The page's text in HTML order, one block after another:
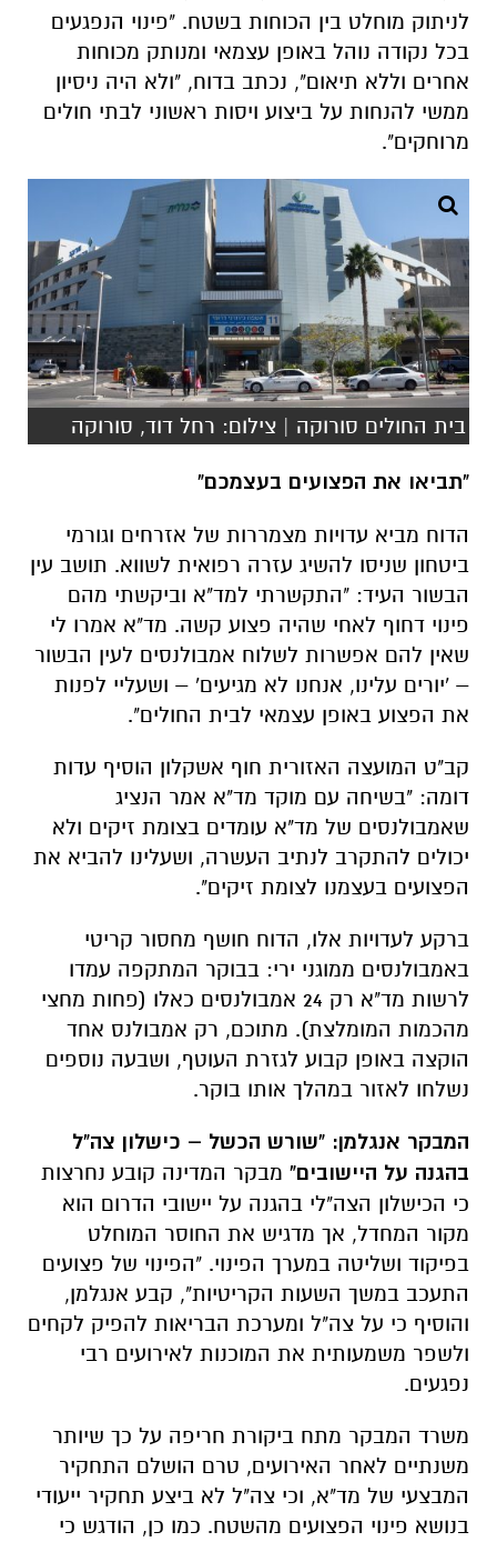
לניתוק מוחלט בין הכוחות בשטח. "פינוי הנפגעים
בכל נקודה נוהל באופן עצמאי ומנותק מכוחות
אחרים וללא תיאום", נכתב בדוח, "ולא היה ניסיון
ממשי להנחות על ביצוע ויסות ראשוני לבתי חולים
מרוחקים".
בית החולים סורוקה | צילום: רחל דוד, סורוקה
"תביאו את הפצועים בעצמכם"
הדוח מביא עדויות מצמררות של אזרחים וגורמי
ביטחון שניסו להשיג עזרה רפואית לשווא. תושב עין
הבשור העיד: "התקשרתי למד"א וביקשתי מהם
פינוי דחוף לאחי שהיה פצוע קשה. מד"א אמרו לי
שאין להם אפשרות לשלוח אמבולנסים לעין הבשור
– 'יורים עלינו, אנחנו לא מגיעים' – ושעליי לפנות
את הפצוע באופן עצמאי לבית החולים".
קב"ט המועצה האזורית חוף אשקלון הוסיף עדות
דומה: "בשיחה עם מוקד מד"א אמר הנציג
שאמבולנסים של מד"א עומדים בצומת זיקים ולא
יכולים להתקרב לנתיב העשרה, ושעלינו להביא את
הפצועים בעצמנו לצומת זיקים".
ברקע לעדויות אלו, הדוח חושף מחסור קריטי
באמבולנסים ממוגני ירי: בבוקר המתקפה עמדו
לרשות מד"א רק 24 אמבולנסים כאלו (פחות מחצי
מהכמות המומלצת). מתוכם, רק אמבולנס אחד
הוקצה באופן קבוע לגזרת העוטף, ושבעה נוספים
נשלחו לאזור במהלך אותו בוקר.
המבקר אנגלמן: "שורש הכשל – כישלון צה"ל
בהגנה על היישובים" מבקר המדינה קובע נחרצות
כי הכישלון הצה"לי בהגנה על יישובי הדרום הוא
מקור המחדל, אך מדגיש את החוסר המוחלט
בפיקוד ושליטה במערך הפינוי. "הפינוי של פצועים
התעכב במשך השעות הקריטיות", קבע אנגלמן,
והוסיף כי על צה"ל ומערכת הבריאות להפיק לקחים
ולשפר משמעותית את המוכנות לאירועים רבי
נפגעים.
משרד המבקר מתח ביקורת חריפה על כך שיותר
משנתיים לאחר האירועים, טרם הושלם התחקיר
המבצעי של מד"א, וכי צה"ל לא ביצע תחקיר ייעודי
בנושא פינוי הפצועים מהשטח. כמו כן, הודגש כי